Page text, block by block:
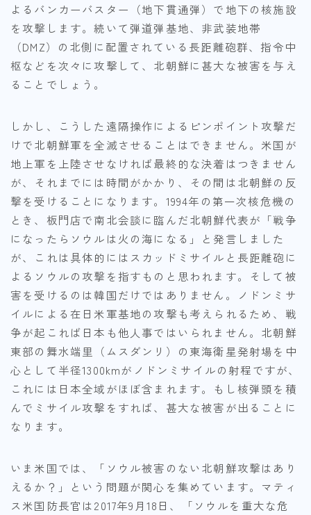
よるバンカーバスター（地下貫通弾）で地下の核施設
を攻撃します。続いて弾道弾基地、非武装地帯
（DMZ）の北側に配置されている長距離砲群、指令中
枢などを次々に攻撃して、北朝鮮に甚大な被害を与え
ることでしょう。
しかし、こうした遠隔操作によるピンポイント攻撃だ
けで北朝鮮軍を全滅させることはできません。米国が
地上軍を上陸させなければ最終的な決着はつきません
が、それまでには時間がかかり、その間は北朝鮮の反
撃を受けることになります。1994年の第一次核危機の
とき、板門店で南北会談に臨んだ北朝鮮代表が「戦争
になったらソウルは火の海になる」と発言しました
が、これは具体的にはスカッドミサイルと長距離砲に
よるソウルの攻撃を指すものと思われます。そして被
害を受けるのは韓国だけではありません。ノドンミサ
イルによる在日米軍基地の攻撃も考えられるため、戦
争が起これば日本も他人事ではいられません。北朝鮮
東部の舞水端里（ムスダンリ）の東海衛星発射場を中
心として半径1300kmがノドンミサイルの射程ですが、
これには日本全域がほぼ含まれます。もし核弾頭を積
んでミサイル攻撃をすれば、甚大な被害が出ることに
なります。
いま米国では、「ソウル被害のない北朝鮮攻撃はあり
えるか？」という問題が関心を集めています。マティ
ス米国防長官は2017年9月18日、「ソウルを重大な危